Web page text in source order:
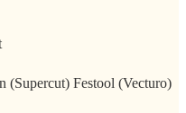
(Supercut) Festool (Vecturo)